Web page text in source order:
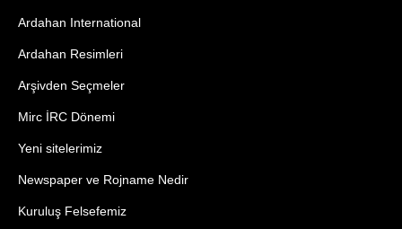
Ardahan International
Ardahan Resimleri
Arşivden Seçmeler
Mirc İRC Dönemi
Yeni sitelerimiz
Newspaper ve Rojname Nedir
Kuruluş Felsefemiz